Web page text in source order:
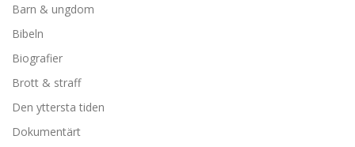
Barn & ungdom
Bibeln
Biografier
Brott & straff
Den yttersta tiden
Dokumentärt